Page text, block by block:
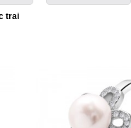
trai